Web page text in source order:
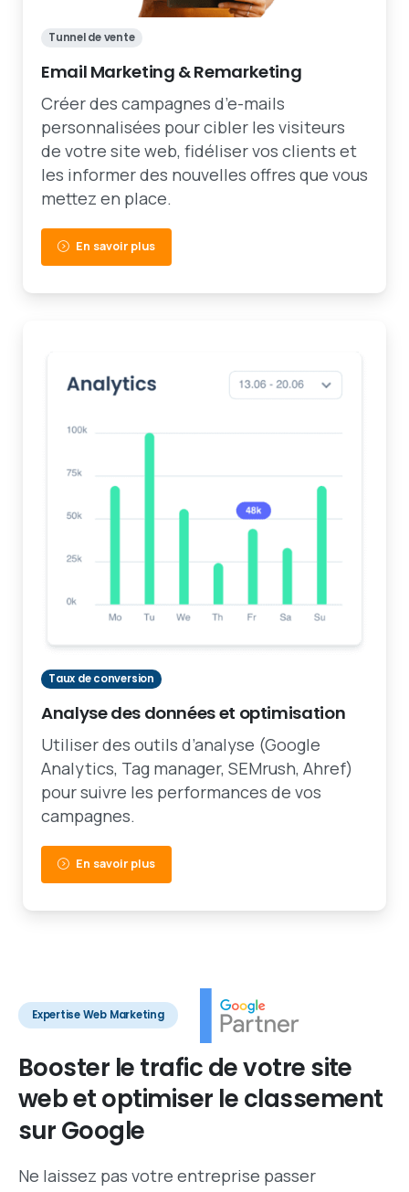
Tunnel de vente
Email Marketing & Remarketing
Créer des campagnes d’e-mails
personnalisées pour cibler les visiteurs
de votre site web, fidéliser vos clients et
les informer des nouvelles offres que vous
mettez en place.
En savoir plus
Taux de conversion
Analyse des données et optimisation
Utiliser des outils d’analyse (Google
Analytics, Tag manager, SEMrush, Ahref)
pour suivre les performances de vos
campagnes.
En savoir plus
Expertise Web Marketing
Booster letraficdevotresite
webetoptimiser leclassement
surGoogle
Ne laissez pas votre entreprise passer